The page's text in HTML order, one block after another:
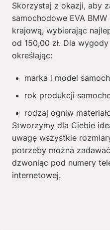
Skorzystaj z okazji, aby
samochodowe EVA
krajową, wybierając
od 150,00 zł. Dla
określając:
marka i model
rok produkcji
rodzaj ogniw
Stworzymy dla Ciebie
uwagę wszystkie
potrzeby można
dzwoniąc pod numery
internetowej.